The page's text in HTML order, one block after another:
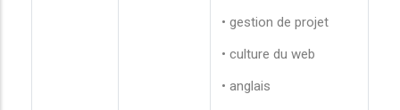
• gestion de projet
• culture du web
• anglais